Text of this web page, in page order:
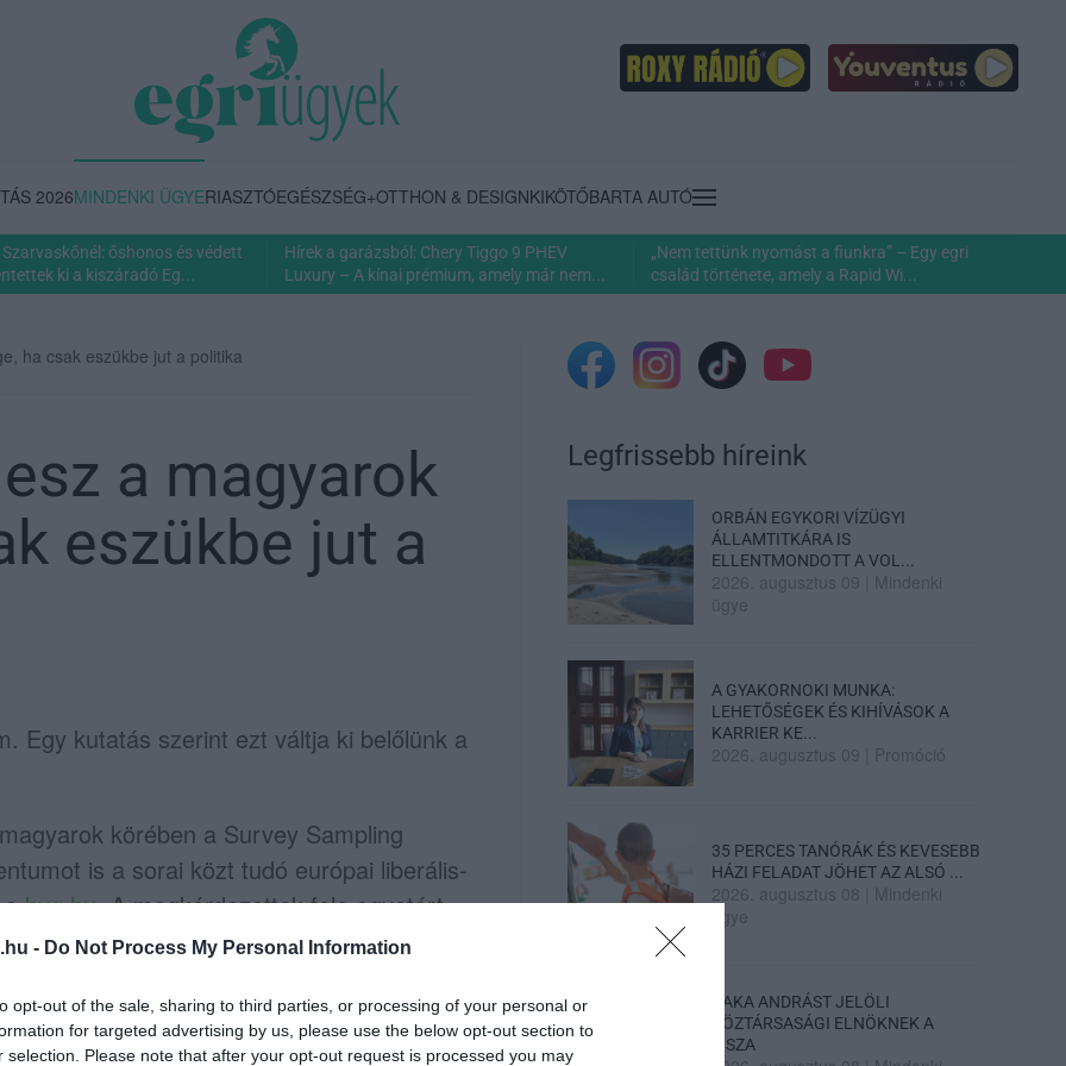
- Do Not Process My Personal Information
opt-out of the sale, sharing to third parties, or processing of your personal or
for targeted advertising by us, please use the below opt-out section to
selection. Please note that after your opt-out request is processed you may
2026MINDENKI ÜGYERIASZTÓEGÉSZSÉG+OTTHON & DESIGNKIKÖTŐBARTA AUTÓ
őshonos és védett
ki a kiszáradó Eg...
Hírek a garázsból: Chery Tiggo 9 PHEV
Luxury – A kínai prémium, amely már nem...
„Nem tettünk nyomást a fiunkra” – Egy egri
család története, amely a Rapid Wi...
ha csak eszükbe jut a politika
a magyarok
eszükbe jut a
Egy kutatás szerint ezt váltja ki belőlünk a
körében a Survey Sampling
is a sorai közt tudó európai liberális-
ahvg.hu. A megkérdezettek fele egyetért
jól működni, ha a tagállamok
lesznek, és csak 29 százalék vonta
Legfrissebb híreink
ORBÁN EGYKORI VÍZÜGYI
ÁLLAMTITKÁRA IS
ELLENTMONDOTT A VOL...
2026. augusztus 09
Mindenki
ügye
A GYAKORNOKI MUNKA:
LEHETŐSÉGEK ÉS KIHÍVÁSOK A
KARRIER KE...
2026. augusztus 09 Promóció
35 PERCES TANÓRÁK ÉS KEVESEBB
HÁZI FELADAT JÖHET AZ ALSÓ ...
2026. augusztus 08
Mindenki
ügye
BAKA ANDRÁST JELÖLI
KÖZTÁRSASÁGI ELNÖKNEK A
TISZA